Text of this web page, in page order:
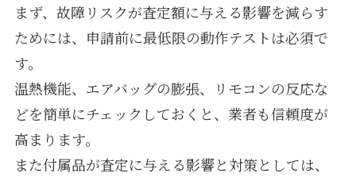
まず、故障リスクが査定額に与える影響を減らす
ためには、申請前に最低限の動作テストは必須で
す。
温熱機能、エアバッグの膨張、リモコンの反応な
どを簡単にチェックしておくと、業者も信頼度が
高まります。
また付属品が査定に与える影響と対策としては、